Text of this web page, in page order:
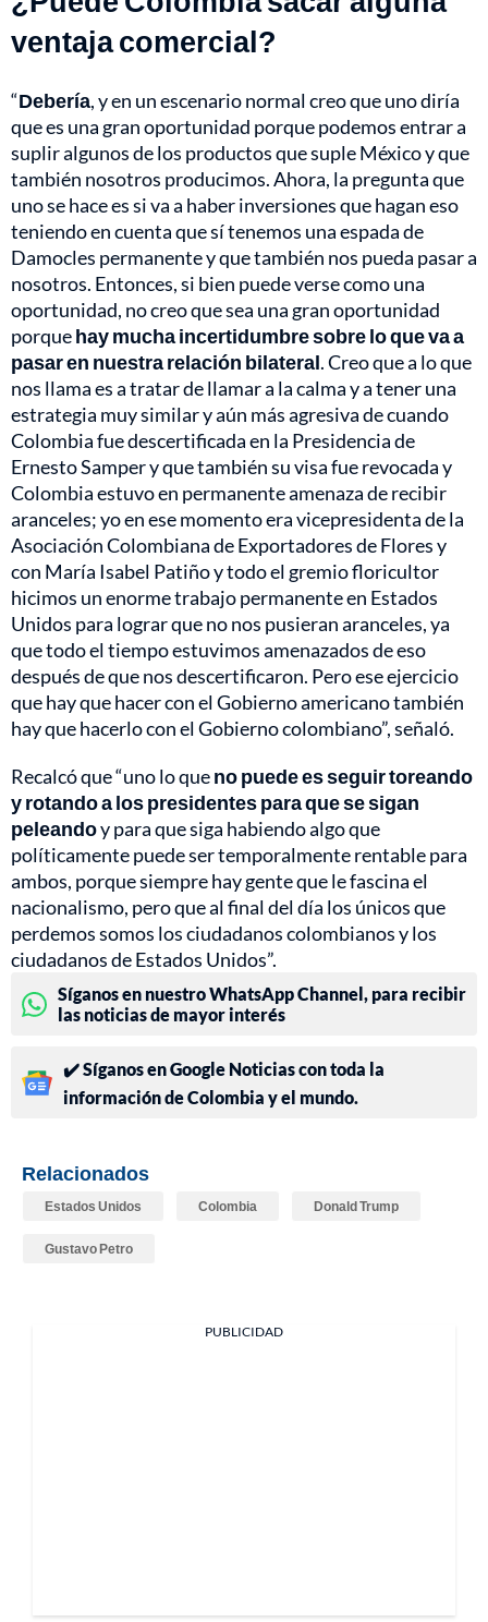
ventaja comercial?
“Debería, y en un escenario normal creo que uno diría
que es una gran oportunidad porque podemos entrar a
suplir algunos de los productos que suple México y que
también nosotros producimos. Ahora, la pregunta que
uno se hace es si va a haber inversiones que hagan eso
teniendo en cuenta que sí tenemos una espada de
Damocles permanente y que también nos pueda pasar a
nosotros. Entonces, si bien puede verse como una
oportunidad, no creo que sea una gran oportunidad
porquehay mucha incertidumbre sobre lo que va a
pasar en nuestra relación bilateral. Creo que a lo que
nos llama es a tratar de llamar a la calma y a tener una
estrategia muy similar y aún más agresiva de cuando
Colombia fue descertificada en la Presidencia de
Ernesto Samper y que también su visa fue revocada y
Colombia estuvo en permanente amenaza de recibir
aranceles; yo en ese momento era vicepresidenta de la
Asociación Colombiana de Exportadores de Flores y
con María Isabel Patiño y todo el gremio floricultor
hicimos un enorme trabajo permanente en Estados
Unidos para lograr que no nos pusieran aranceles, ya
que todo el tiempo estuvimos amenazados de eso
después de que nos descertificaron. Pero ese ejercicio
que hay que hacer con el Gobierno americano también
hay que hacerlo con el Gobierno colombiano”, señaló.
Recalcó que “uno lo queno puede es seguir toreando
y rotando a los presidentes para que se sigan
peleandoy para que siga habiendo algo que
políticamente puede ser temporalmente rentable para
ambos, porque siempre hay gente que le fascina el
nacionalismo, pero que al final del día los únicos que
perdemos somos los ciudadanos colombianos y los
ciudadanos de Estados Unidos”.
Síganos en nuestro WhatsApp Channel, para recibir
las noticias de mayor interés
✔️ Síganos en Google Noticias con toda la
información de Colombia y el mundo.
Relacionados
Estados Unidos Colombia Donald Trump
Gustavo Petro
PUBLICIDAD